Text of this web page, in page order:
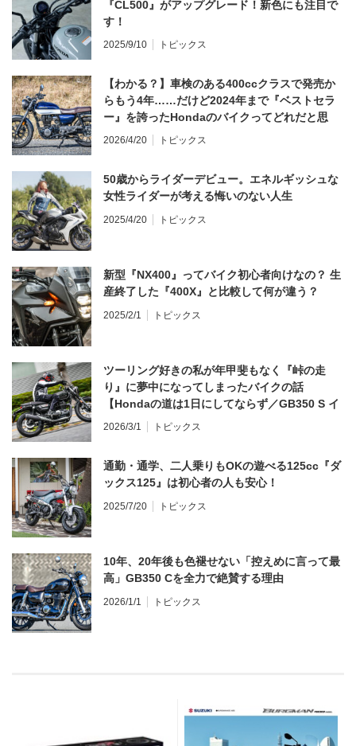
『CL500』がアップグレード！新色にも注目で
す！
2025/9/10 トピックス
【わかる？】車検のある400ccクラスで発売か
らもう4年……だけど2024年まで『ベストセラ
ー』を誇ったHondaのバイクってどれだと思
う？
2026/4/20 トピックス
50歳からライダーデビュー。エネルギッシュな
女性ライダーが考える悔いのない人生
2025/4/20 トピックス
新型『NX400』ってバイク初心者向けなの？ 生
産終了した『400X』と比較して何が違う？
2025/2/1 トピックス
ツーリング好きの私が年甲斐もなく『峠の走
り』に夢中になってしまったバイクの話
【Hondaの道は1日にしてならず／GB350 S イ
ンプレ・レビュー 前編】
2026/3/1 トピックス
通勤・通学、二人乗りもOKの遊べる125cc『ダ
ックス125』は初心者の人も安心！
2025/7/20 トピックス
10年、20年後も色褪せない「控えめに言って最
高」GB350 Cを全力で絶賛する理由
2026/1/1 トピックス